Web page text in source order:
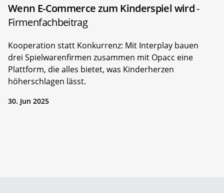
Wenn E-Commerce zum Kinderspiel wird-
Firmenfachbeitrag
Kooperation statt Konkurrenz: Mit Interplay bauen
drei Spielwarenfirmen zusammen mit Opacc eine
Plattform, die alles bietet, was Kinderherzen
höherschlagen lässt.
30. Jun 2025